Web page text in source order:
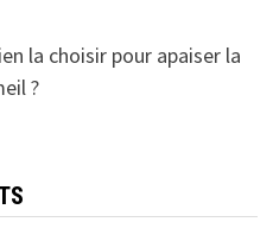
la choisir pour apaiser la
?